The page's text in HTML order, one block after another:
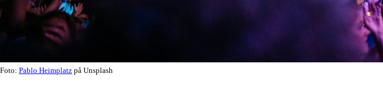
Foto: Pablo Heimplatz på Unsplash